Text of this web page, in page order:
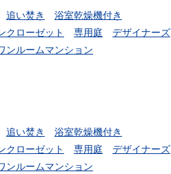
追い焚き
浴室乾燥機付き
クローゼット 専用庭
デザイナーズ
ンルームマンション
追い焚き
浴室乾燥機付き
クローゼット 専用庭
デザイナーズ
ンルームマンション